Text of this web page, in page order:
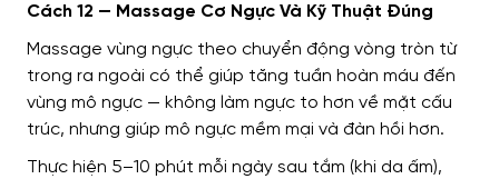
Cách 12 — Massage Cơ Ngực Và Kỹ Thuật Đúng
Massage vùng ngực theo chuyển động vòng tròn từ
trong ra ngoài có thể giúp tăng tuần hoàn máu đến
vùng mô ngực — không làm ngực to hơn về mặt cấu
trúc, nhưng giúp mô ngực mềm mại và đàn hồi hơn.
Thực hiện 5–10 phút mỗi ngày sau tắm (khi da ấm),